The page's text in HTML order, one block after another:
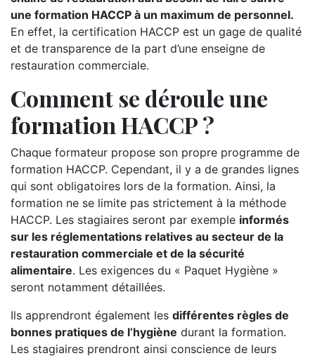
une formation HACCP à un maximum de personnel.
En effet, la certification HACCP est un gage de qualité
et de transparence de la part d’une enseigne de
restauration commerciale.
Comment se déroule une
formation HACCP ?
Chaque formateur propose son propre programme de
formation HACCP. Cependant, il y a de grandes lignes
qui sont obligatoires lors de la formation. Ainsi, la
formation ne se limite pas strictement à la méthode
HACCP. Les stagiaires seront par exemple informés
sur les réglementations relatives au secteur de la
restauration commerciale et de la sécurité
alimentaire. Les exigences du « Paquet Hygiène »
seront notamment détaillées.
Ils apprendront également les différentes règles de
bonnes pratiques de l’hygiène durant la formation.
Les stagiaires prendront ainsi conscience de leurs